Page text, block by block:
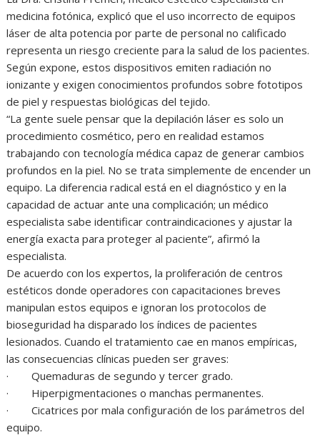
medicina fotónica, explicó que el uso incorrecto de equipos
láser de alta potencia por parte de personal no calificado
representa un riesgo creciente para la salud de los pacientes.
Según expone, estos dispositivos emiten radiación no
ionizante y exigen conocimientos profundos sobre fototipos
de piel y respuestas biológicas del tejido.
“La gente suele pensar que la depilación láser es solo un
procedimiento cosmético, pero en realidad estamos
trabajando con tecnología médica capaz de generar cambios
profundos en la piel. No se trata simplemente de encender un
equipo. La diferencia radical está en el diagnóstico y en la
capacidad de actuar ante una complicación; un médico
especialista sabe identificar contraindicaciones y ajustar la
energía exacta para proteger al paciente”, afirmó la
especialista.
De acuerdo con los expertos, la proliferación de centros
estéticos donde operadores con capacitaciones breves
manipulan estos equipos e ignoran los protocolos de
bioseguridad ha disparado los índices de pacientes
lesionados. Cuando el tratamiento cae en manos empíricas,
las consecuencias clínicas pueden ser graves:
· Quemaduras de segundo y tercer grado.
· Hiperpigmentaciones o manchas permanentes.
· Cicatrices por mala configuración de los parámetros del
equipo.